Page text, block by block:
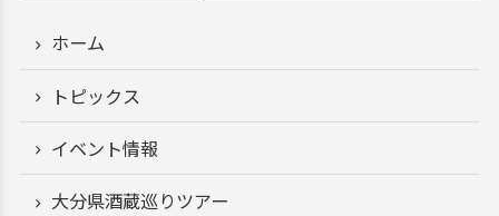
ホーム
トピックス
イベント情報
大分県酒蔵巡りツアー